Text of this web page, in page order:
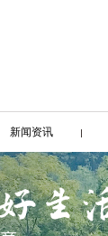
新闻资讯